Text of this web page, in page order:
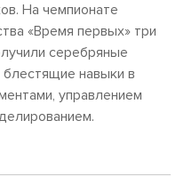
На чемпионате
«Время первых» три
серебряные
навыки в
управлением